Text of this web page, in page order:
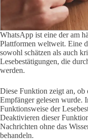
WhatsApp ist eine der am
Plattformen weltweit. Eine
sowohl schätzen als auch
Lesebestätigungen, die
werden.
Diese Funktion zeigt an, ob
Empfänger gelesen wurde.
Funktionsweise der
Deaktivieren dieser
Nachrichten ohne das
behandeln.